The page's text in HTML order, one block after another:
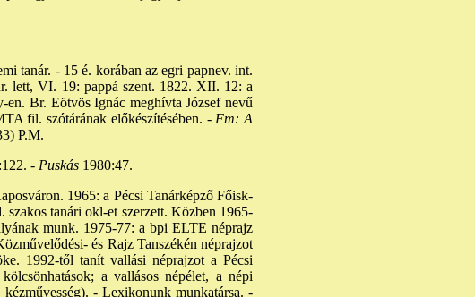
tanár. - 15 é. korában az egri papnev. int.
lett, VI. 19: pappá szent. 1822. XII. 12: a
en. Br. Eötvös Ignác meghívta József nevű
fil. szótárának előkészítésében. -Fm: A
P.M.
- Puskás 1980:47.
1965: a Pécsi Tanárképző Főisk-
tanári okl-et szerzett. Közben 1965-
munk. 1975-77: a bpi ELTE néprajz
és Rajz Tanszékén néprajzot
1992-től tanít vallási néprajzot a Pécsi
a vallásos népélet, a népi
- Lexikonunk munkatársa. -